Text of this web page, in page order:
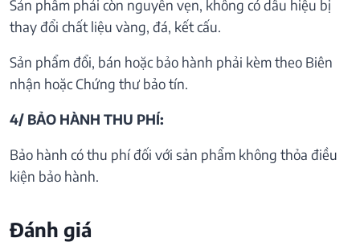
Sản phẩm phải còn nguyên vẹn, không có dấu hiệu bị
thay đổi chất liệu vàng, đá, kết cấu.
Sản phẩm đổi, bán hoặc bảo hành phải kèm theo Biên
nhận hoặc Chứng thư bảo tín.
4/ BẢO HÀNH THU PHÍ:
Bảo hành có thu phí đối với sản phẩm không thỏa điều
kiện bảo hành.
Đánh giá